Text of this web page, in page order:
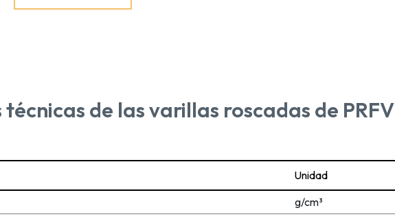
de las varillas roscadas de PRFV
Unidad
g/cm³